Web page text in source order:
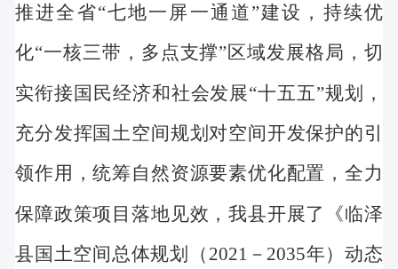
推进全省“七地一屏一通道”建设，持续优
化“一核三带，多点支撑”区域发展格局，切
实衔接国民经济和社会发展“十五五”规划，
充分发挥国土空间规划对空间开发保护的引
领作用，统筹自然资源要素优化配置，全力
保障政策项目落地见效，我县开展了《临泽
县国土空间总体规划（2021－2035年）动态